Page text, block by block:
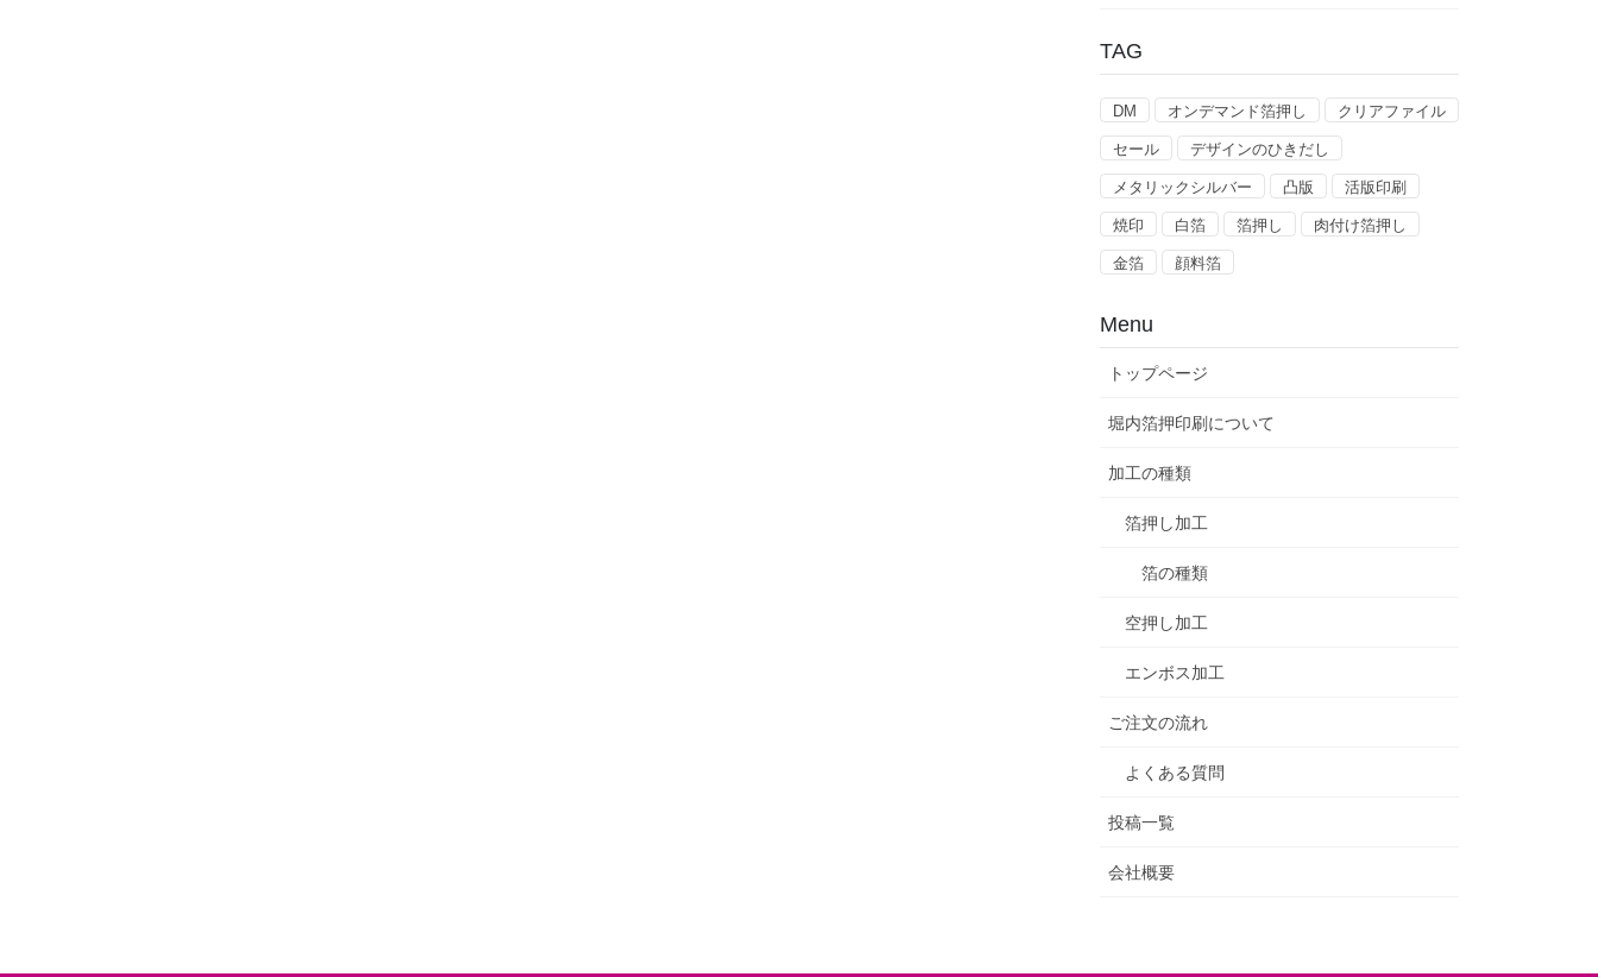
TAG
DM オンデマンド箔押し クリアファイル
セール デザインのひきだし
メタリックシルバー 凸版 活版印刷
焼印 白箔 箔押し 肉付け箔押し
金箔 顔料箔
Menu
トップページ
堀内箔押印刷について
加工の種類
箔押し加工
箔の種類
空押し加工
エンボス加工
ご注文の流れ
よくある質問
投稿一覧
会社概要